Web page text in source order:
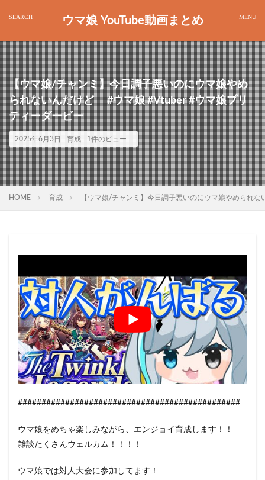
ウマ娘 YouTube動画まとめ
【ウマ娘/チャンミ】今日調子悪いのにウマ娘やめ
られないんだけど #ウマ娘 #Vtuber #ウマ娘プリ
ティーダービー
2025年6月3日 育成 1件のビュー
HOME 育成 【ウマ娘/チャンミ】今日調子悪いのにウマ娘やめられ
###############################################
ウマ娘をめちゃ楽しみながら、エンジョイ育成します！！
雑談たくさんウェルカム！！！！
ウマ娘では対人大会に参加してます！